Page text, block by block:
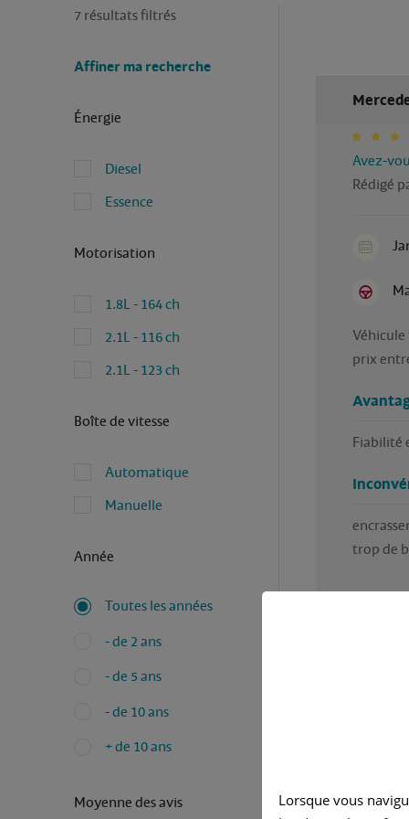
7 résultats filtrés
Affiner ma recherche
Énergie
Diesel
Essence
Motorisation
1.8L - 164 ch
2.1L - 116 ch
2.1L - 123 ch
Boîte de vitesse
Automatique
Manuelle
Année
Toutes les années
- de 2 ans
- de 5 ans
- de 10 ans
+ de 10 ans
Moyenne des avis
Avez-
Rédigé
Véhicule
prix
Fiabilité
trop de
Lorsque vous